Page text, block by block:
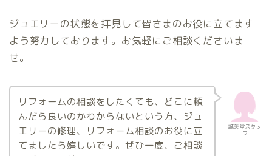
ジュエリーの状態を拝見して皆さまのお役に立てます
よう努力しております。お気軽にご相談くださいま
せ。
誠美堂スタッ
フ
リフォームの相談をしたくても、どこに頼
んだら良いのかわからないという方、ジュ
エリーの修理、リフォーム相談のお役に立
てましたら嬉しいです。ぜひ一度、ご相談